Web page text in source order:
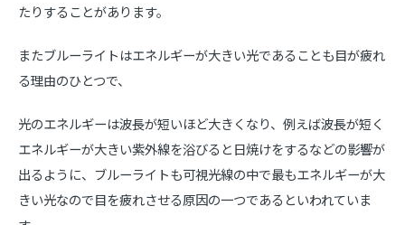
たりすることがあります。
またブルーライトはエネルギーが大きい光であることも目が疲れ
る理由のひとつで、
光のエネルギーは波長が短いほど大きくなり、例えば波長が短く
エネルギーが大きい紫外線を浴びると日焼けをするなどの影響が
出るように、ブルーライトも可視光線の中で最もエネルギーが大
きい光なので目を疲れさせる原因の一つであるといわれていま